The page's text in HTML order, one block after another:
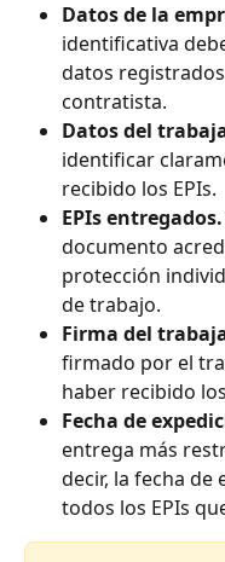
Datos de la
identificativa
datos registrados
contratista.
Datos del
identificar
recibido los EPIs.
EPIs entregados.
documento
protección
de trabajo.
Firma del
firmado por el
haber recibido
Fecha de
entrega más
decir, la fecha
todos los EPIs